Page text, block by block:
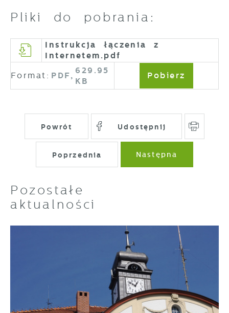
Pliki do pobrania:
Instrukcja łączenia z
Internetem.pdf
Format: PDF,
629.95
KB
Pobierz
Powrót Udostępnij
Poprzednia Następna
Pozostałe
aktualności